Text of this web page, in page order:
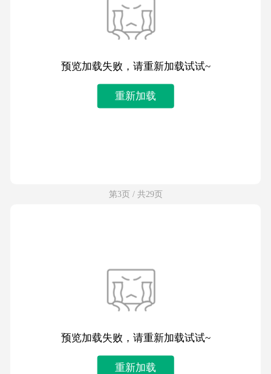
预览加载失败，请重新加载试试~
重新加载
第3页 / 共29页
预览加载失败，请重新加载试试~
重新加载